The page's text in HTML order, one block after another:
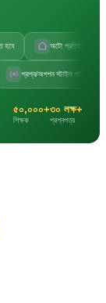
অটো প্রতিষ্ঠানের নাম
প্রশ্ন/অপশন স্টাইল পরিবর্তন
৫০,০০০+
শিক্ষক
৩০ লক্ষ+
প্রশ্নপত্র